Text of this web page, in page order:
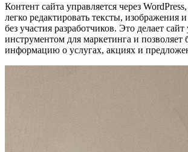
Контент сайта управляется через
легко редактировать тексты, изображения
без участия разработчиков. Это делает
инструментом для маркетинга и позволяет
информацию о услугах, акциях и